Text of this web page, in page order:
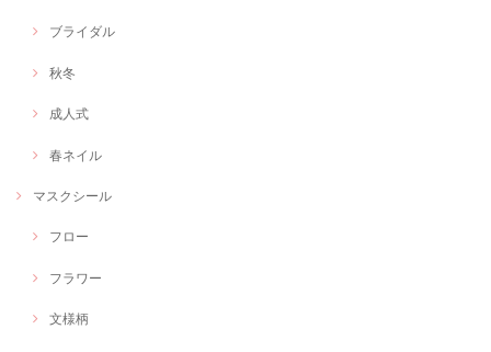
ブライダル
秋冬
成人式
春ネイル
マスクシール
フロー
フラワー
文様柄